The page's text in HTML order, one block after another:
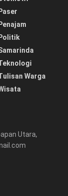
Paser
Penajam
Politik
Warga
Utara,